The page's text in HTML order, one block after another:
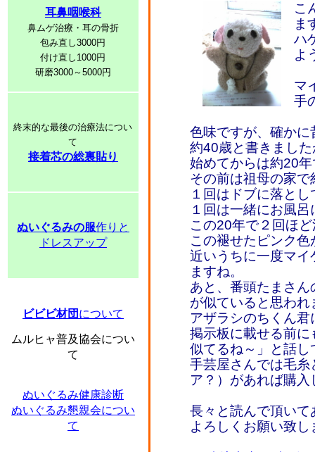
耳鼻咽喉科
鼻ムゲ治療・耳の骨折
包み直し3000円
付け直し1000円
研磨3000～5000円
終末的な最後の治療法につい
て
接着芯の総裏貼り
ぬいぐるみの服作りと
ドレスアップ
ビビビ材団 について
ムルヒャ普及協会につい
て
ぬいぐるみ健康診断
ぬいぐるみ懇親会につい
て
こ
ま
ハ
よ
マ
手
色味ですが、確か
約40歳と書きまし
始めてからは約20
その前は祖母の家
１回はドブに落と
１回は一緒にお風
この20年で２回ほ
この褪せたピンク
近いうちに一度マ
ますね。
あと、番頭たまさ
が似ていると思われ
アザラシのちくん
掲示板に載せる前
似てるね～」と話し
手芸屋さんでは毛
ア？）があれば購
長々と読んで頂い
よろしくお願い致し